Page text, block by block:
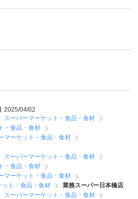
2025/04/02
スーパーマーケット・食品・食材
・食品・食材
マーケット・食品・食材
スーパーマーケット・食品・食材
・食品・食材
マーケット・食品・食材
ト・食品・食材
業務スーパー日本橋店
スーパーマーケット・食品・食材